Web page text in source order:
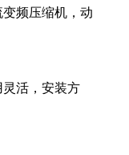
频压缩机，动
活，安装方